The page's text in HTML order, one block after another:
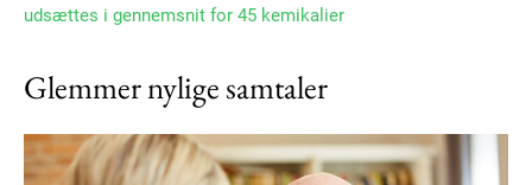
udsættes i gennemsnit for 45 kemikalier
Glemmer nylige samtaler